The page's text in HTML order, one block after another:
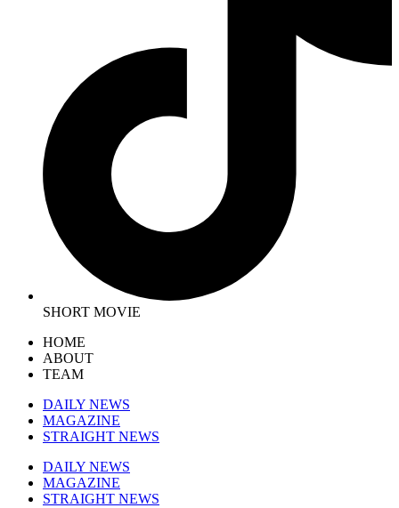
SHORT MOVIE
HOME
ABOUT
TEAM
DAILY NEWS
MAGAZINE
STRAIGHT NEWS
DAILY NEWS
MAGAZINE
STRAIGHT NEWS